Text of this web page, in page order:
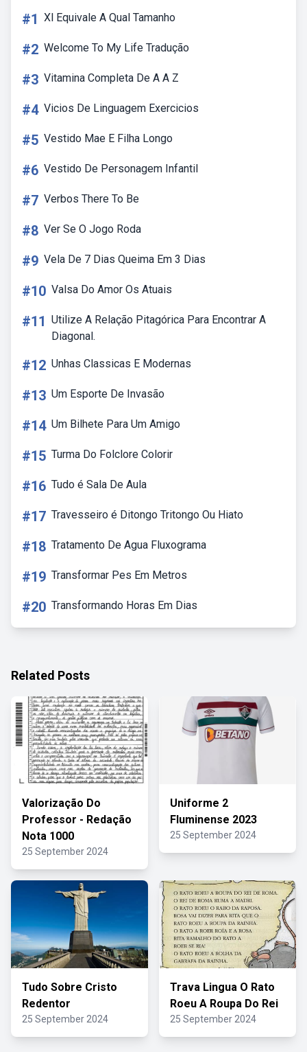
#1 Xl Equivale A Qual Tamanho
#2 Welcome To My Life Tradução
#3 Vitamina Completa De A A Z
#4 Vicios De Linguagem Exercicios
#5 Vestido Mae E Filha Longo
#6 Vestido De Personagem Infantil
#7 Verbos There To Be
#8 Ver Se O Jogo Roda
#9 Vela De 7 Dias Queima Em 3 Dias
#10 Valsa Do Amor Os Atuais
#11 Utilize A Relação Pitagórica Para Encontrar A
Diagonal.
#12 Unhas Classicas E Modernas
#13 Um Esporte De Invasão
#14 Um Bilhete Para Um Amigo
#15 Turma Do Folclore Colorir
#16 Tudo é Sala De Aula
#17 Travesseiro é Ditongo Tritongo Ou Hiato
#18 Tratamento De Agua Fluxograma
#19 Transformar Pes Em Metros
#20 Transformando Horas Em Dias
Related Posts
Valorização Do
Professor - Redação
Nota 1000
25 September 2024
Uniforme 2
Fluminense 2023
25 September 2024
Tudo Sobre Cristo
Redentor
25 September 2024
Trava Lingua O Rato
Roeu A Roupa Do Rei
25 September 2024